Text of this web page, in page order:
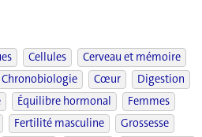
Cellules
Cerveau et mémoire
Chronobiologie Cœur
Digestion
Équilibre hormonal
Femmes
Fertilité masculine
Grossesse